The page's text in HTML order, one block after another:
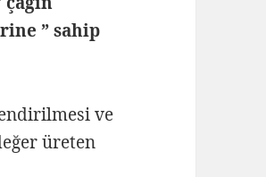
” sahip
ve
üreten